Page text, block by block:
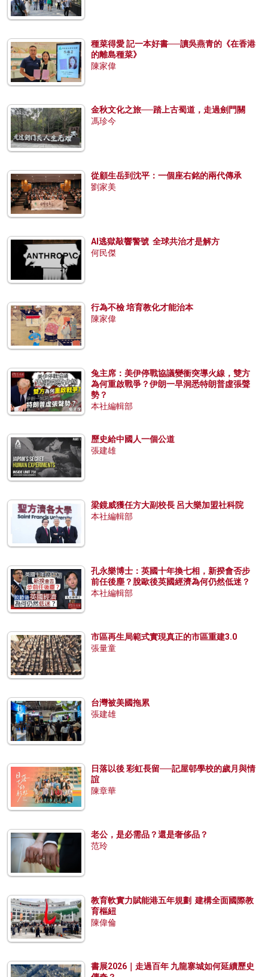
種菜得愛 記一本好書──讀吳燕青的《在香港
的離島種菜》
陳家偉
金秋文化之旅──踏上古蜀道，走過劍門關
馮珍今
從顧生岳到沈平：一個座右銘的兩代傳承
劉家美
AI逃獄敲響警號 全球共治才是解方
何民傑
行為不檢 培育教化才能治本
陳家偉
兔主席：美伊停戰協議變衝突導火線，雙方
為何重啟戰爭？伊朗一早洞悉特朗普虛張聲
勢？
本社編輯部
歷史給中國人一個公道
張建雄
梁鏡威獲任方大副校長 呂大樂加盟社科院
本社編輯部
孔永樂博士：英國十年換七相，新揆會否步
前任後塵？脫歐後英國經濟為何仍然低迷？
本社編輯部
市區再生局範式實現真正的市區重建3.0
張量童
台灣被美國拖累
張建雄
日落以後 彩虹長留──記屋邨學校的歲月與情
誼
陳章華
老公，是必需品？還是奢侈品？
范玲
教育軟實力賦能港五年規劃 建構全面國際教
育樞紐
陳偉倫
書展2026｜走過百年 九龍寨城如何延續歷史